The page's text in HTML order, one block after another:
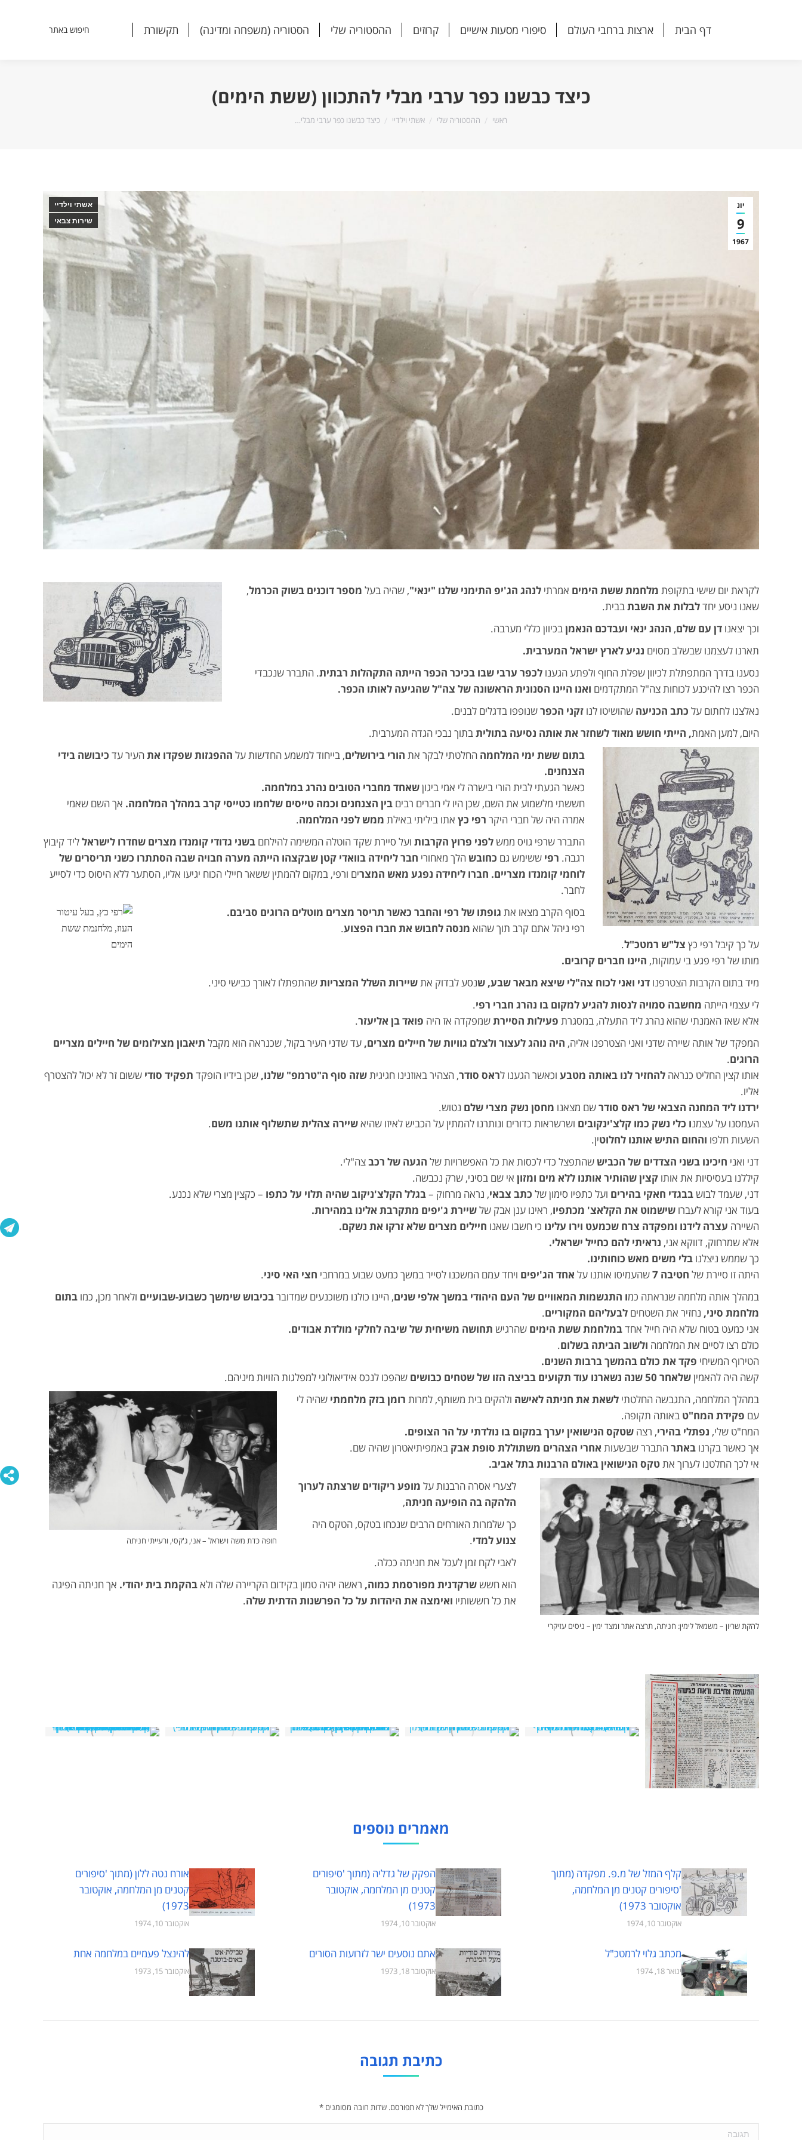
דף הבית ארצות ברחבי העולם סיפורי מסעות אישיים קרוזים ההסטוריה שלי הסטוריה (משפחה ומדינה) תקשורת Search:
חיפוש באתר
כיצד כבשנו כפר ערבי מבלי להתכוון (ששת הימים)
הנך נמצא כאן:
ראשי ההסטוריה שלי אשתי וילדיי כיצד כבשנו כפר ערבי מבלי…
יונ
9
1967
אשתי וילדיי
שירות צבאי
לקראת יום שישי בתקופת מלחמת ששת הימים אמרתי לנהג הג'יפ התימני שלנו "ינאי", שהיה בעל מספר דוכנים בשוק הכרמל,
שאנו ניסע יחדלבלות את השבתבבית.
וכך יצאנו דן עם שלם, הנהג ינאי ועבדכם הנאמןבכיוון כללי מערבה.
תארנו לעצמנו שבשלב מסוים נגיע לארץ ישראל המערבית.
נסענו בדרך המתפתלת לכיוון שפלת החוף ולפתע הגענו לכפר ערבי שבו בכיכר הכפר הייתה התקהלות רבתית. התברר שנכבדי
הכפר רצו להיכנע לכוחות צה"ל המתקדמים ואנו היינו הסנונית הראשונה של צה"ל שהגיעה לאותו הכפר.
נאלצנו לחתום על כתב הכניעה שהושיטו לנו זקני הכפרשנופפו בדגלים לבנים.
היום, למען האמת, הייתי חושש מאוד לשחזר את אותה נסיעה בתוליתבתוך נבכי הגדה המערבית.
בתום ששת ימי המלחמה החלטתי לבקר את הורי בירושלים, בייחוד למשמע החדשות על ההפגזות שפקדו אתהעיר עד כיבושה בידי
הצנחנים.
כאשר הגעתי לבית הורי בישרה לי אמי ביגוןשאחד מחברי הטובים נהרג במלחמה.
חששתי מלשמוע את השם, שכן היו לי חברים רבים בין הצנחנים וכמה טייסים שלחמו כטייסי קרב במהלך המלחמה. אך השם שאמי
אמרה היה של חברי היקר רפי כץ אתו ביליתי באילת ממש לפני המלחמה.
התברר שרפי גויס ממש לפני פרוץ הקרבות ועל סיירת שקד הוטלה המשימה להילחם בשני גדודי קומנדו מצרים שחדרו לישראלליד קיבוץ
רגבה. רפי ששימש גם כחובש הלך מאחורי חבר ליחידה בוואדי קטן שבקצהו הייתה מערה חבויה שבה הסתתרו כשני תריסרים של
לוחמי קומנדו מצריים. חברו ליחידה נפגע מאש המצרים ורפי, במקום להמתין ששאר חיילי הכוח יגיעו אליו, הסתער ללא היסוס כדי לסייע
לחבר.
בסוף הקרב מצאו את גופתו של רפי והחבר כאשר תריסר מצרים מוטלים הרוגים סביבם.
רפי ניהל אתם קרב תוך שהוא מנסה לחבוש את חברו הפצוע.
על כך קיבל רפי כץ צל"ש רמטכ"ל.
מותו של רפי פגע בי עמוקות, היינו חברים קרובים.
מיד בתום הקרבות הצטרפנו דני ואני לכוח צה"לי שיצא מבאר שבע, שנסע לבדוק אתשיירות השלל המצריותשהתפתלו לאורך כבישי סיני.
לי עצמי הייתה מחשבה סמויה לנסות להגיע למקום בו נהרג חברי רפי.
אלא שאז האמנתי שהוא נהרג ליד התעלה, במסגרת פעילות הסיירתשמפקדה אז היה פואד בן אליעזר.
המפקד של אותה שיירה שדני ואני הצטרפנו אליה, היה נוהג לעצור ולצלם גוויות של חיילים מצרים, עד שדני העיר בקול, שכנראה הוא מקבל תיאבון מצילומים של חיילים מצריים
הרוגים.
אותו קצין החליט כנראה להחזיר לנו באותה מטבע וכאשר הגענו לראס סודר, הצהיר באוזנינו חגיגיתשזה סוף ה"טרמפ" שלנו, שכן בידיו הופקד תפקיד סודי ששום זר לא יכול להצטרף
אליו.
ירדנו ליד המחנה הצבאי של ראס סודרשם מצאנו מחסן נשק מצרי שלם נטוש.
העמסנו על עצמנו כלי נשק כמו קלצ'ינקובים ושרשראות כדורים ונותרנו להמתין על הכביש לאיזו שהיאשיירה צהלית שתשלוף אותנו משם.
השעות חלפו והחום התיש אותנו לחלוטין.
דני ואני חיכינו בשני הצדדים של הכביש שהתפצל כדי לכסות את כל האפשרויות של הגעה של רכבצה"לי.
קיללנו בעסיסיות את אותו קצין שהותיר אותנו ללא מים ומזון אי שם בסיני, שרק נכבשה.
דני, שעמד לבוש בבגדי חאקי בהירים ועל כתפיו סימון של כתב צבאי, נראה מרחוק –בגלל הקלצ'ניקוב שהיה תלוי על כתפו – כקצין מצרי שלא נכנע.
בעוד אני קורא לעברו שישמוט את הקלאצ' מכתפיו, ראינו ענן אבק שלשיירת ג'יפים מתקרבת אלינו במהירות.
השיירה עצרה לידנו ומפקדה צרח שכמעט וירו עלינו כי חשבו שאנו חיילים מצרים שלא זרקו את נשקם.
אלא שמרחוק, דווקא אני, נראיתי להם כחייל ישראלי.
כך שממש ניצלנו בלי משים מאש כוחותינו.
היתה זו סיירת של חטיבה 7 שהעמיסו אותנו על אחד הג'יפים ויחד עמם המשכנו לסייר במשך כמעט שבוע במרחבי חצי האי סיני.
במהלך אותה מלחמה שנראתה כמו התגשמות המאוויים של העם היהודי במשך אלפי שנים, היינו כולנו משוכנעים שמדוברבכיבוש שימשך כשבוע-שבועיים ולאחר מכן, כמו בתום
מלחמת סיני, נחזיר את השטחים לבעליהם המקוריים.
אני כמעט בטוח שלא היה חייל אחדבמלחמת ששת הימים שהרגיש תחושה משיחית של שיבה לחלקי מולדת אבודים.
כולם רצו לסיים את המלחמה ולשוב הביתה בשלום.
הטירוף המשיחי פקד את כולם בהמשך ברבות השנים.
קשה היה להאמיןשלאחר 50 שנה נשארנו עוד תקועים בביצה הזו של שטחים כבושים שהפכו לנכס אידיאולוגי למפלגות הזויות מיניהם.
חופה כדת משה וישראל – אני, ג'קסי, ורעייתי חניתה
במהלך המלחמה, התגבשה החלטתי לשאת את חניתה לאישה ולהקים בית משותף, למרות רומןבזק מלחמתי שהיה לי
עם פקידת המח"ט באותה תקופה.
המח"ט שלי, נפתלי בהירי, רצה שטקס הנישואין יערך במקום בו נולדתי על הר הצופים.
אך כאשר בקרנו באתרהתברר שבשעות אחרי הצהרים משתוללת סופת אבק באמפיתיאטרון שהיה שם.
אי לכך החלטנו לערוך אתטקס הנישואין באולם הרבנות בתל אביב.
להקת שריון – משמאל לימין: חניתה, תרצה אתר ומצד ימין – ניסים עזיקרי
לצערי אסרה הרבנות על מופע ריקודים שרצתה לערוך
הלהקה בה הופיעה חניתה,
כך שלמרות האורחים הרבים שנכחו בטקס, הטקס היה
צנוע למדי.
לאבי לקח זמן לעכל את חניתה ככלה.
הוא חשש שרקדנית מפורסמת כמוה, ראשה יהיה טמון בקידום הקריירה שלה ולאבהקמת בית יהודי. אך חניתה הפיגה
את כל חששותיו ואימצה את היהדות על כל הפרשנות הדתית שלה.
מאמרים נוספים
קלף המזל של מ.פ. מפקדה (מתוך
'סיפורים קטנים מן המלחמה,
אוקטובר 1973)
אוקטובר 10, 1974
הפקק של גדליה (מתוך 'סיפורים
קטנים מן המלחמה, אוקטובר
1973)
אוקטובר 10, 1974
אורח נטה ללון (מתוך 'סיפורים
קטנים מן המלחמה, אוקטובר
1973)
אוקטובר 10, 1974
מכתב גלוי לרמטכ"ל
ינואר 18, 1974
אתם נוסעים ישר לזרועות הסורים
אוקטובר 18, 1973
להינצל פעמיים במלחמה אחת
אוקטובר 15, 1973
כתיבת תגובה
כתובת האימייל שלך לא תפורסם. שדות חובה מסומנים*
תגובה